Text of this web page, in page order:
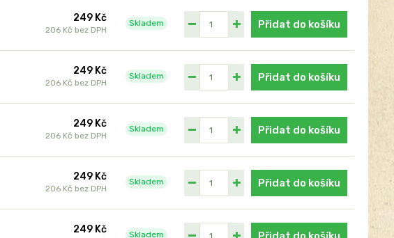
249 Kč
206 Kč bez DPH
Skladem Přidat do košíku
249 Kč
206 Kč bez DPH
Skladem Přidat do košíku
249 Kč
206 Kč bez DPH
Skladem Přidat do košíku
249 Kč
206 Kč bez DPH
Skladem Přidat do košíku
249 Kč Skladem